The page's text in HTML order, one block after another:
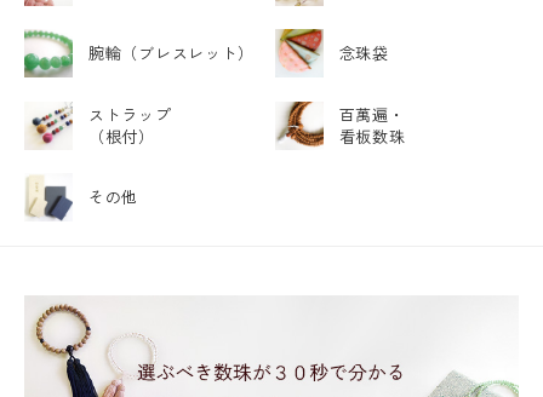
腕輪 （ブレスレット） 念珠袋
ストラップ
（根付）
百萬遍・
看板数珠
その他